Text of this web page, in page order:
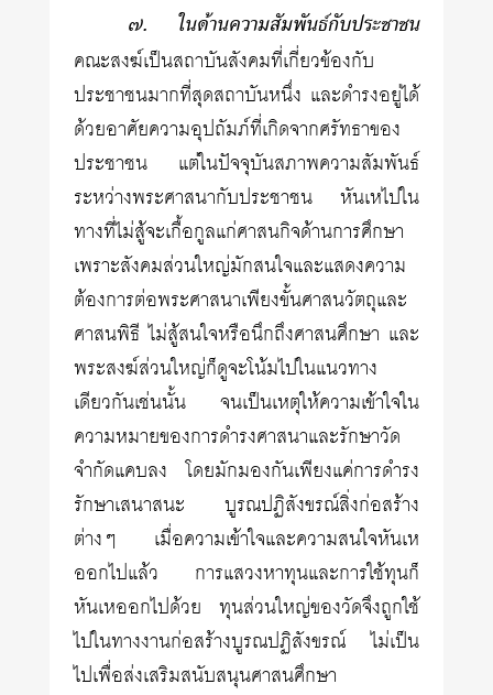
๗. ในด้านความสัมพันธ์กับประชาชน
คณะสงฆ์เป็นสถาบันสังคมที่เกี่ยวข้องกับ
ประชาชนมากที่สุดสถาบันหนึ่ง และดำรงอยู่ได้
ด้วยอาศัยความอุปถัมภ์ที่เกิดจากศรัทธาของ
ประชาชน แต่ในปัจจุบันสภาพความสัมพันธ์
ระหว่างพระศาสนากับประชาชน หันเหไปใน
ทางที่ไม่สู้จะเกื้อกูลแก่ศาสนกิจด้านการศึกษา
เพราะสังคมส่วนใหญ่มักสนใจและแสดงความ
ต้องการต่อพระศาสนาเพียงขั้นศาสนวัตถุและ
ศาสนพิธี ไม่สู้สนใจหรือนึกถึงศาสนศึกษา และ
พระสงฆ์ส่วนใหญ่ก็ดูจะโน้มไปในแนวทาง
เดียวกันเช่นนั้น จนเป็นเหตุให้ความเข้าใจใน
ความหมายของการดำรงศาสนาและรักษาวัด
จำกัดแคบลง โดยมักมองกันเพียงแค่การดำรง
รักษาเสนาสนะ บูรณปฏิสังขรณ์สิ่งก่อสร้าง
ต่างๆ เมื่อความเข้าใจและความสนใจหันเห
ออกไปแล้ว การแสวงหาทุนและการใช้ทุนก็
หันเหออกไปด้วย ทุนส่วนใหญ่ของวัดจึงถูกใช้
ไปในทางงานก่อสร้างบูรณปฏิสังขรณ์ ไม่เป็น
ไปเพื่อส่งเสริมสนับสนุนศาสนศึกษา